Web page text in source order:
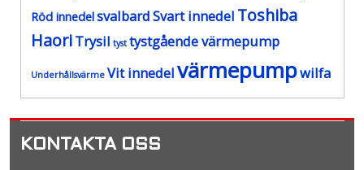
Röd innedelsvalbardSvart innedel Toshiba
HaoriTrysil tyst tystgående värmepump
Underhållsvärme Vit innedelvärmepumpwilfa
KONTAKTA OSS